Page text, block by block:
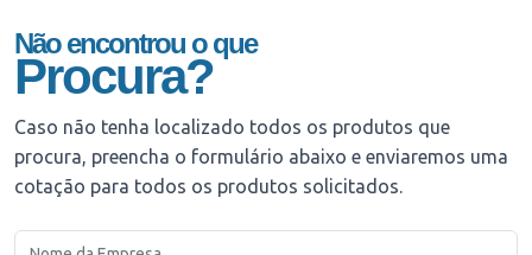
Não encontrou o que
Procura?
Caso não tenha localizado todos os produtos que
procura, preencha o formulário abaixo e enviaremos uma
cotação para todos os produtos solicitados.